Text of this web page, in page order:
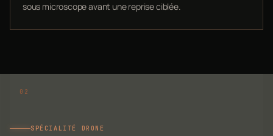
sous microscope avant une reprise ciblée.
SPÉCIALITÉ DRONE